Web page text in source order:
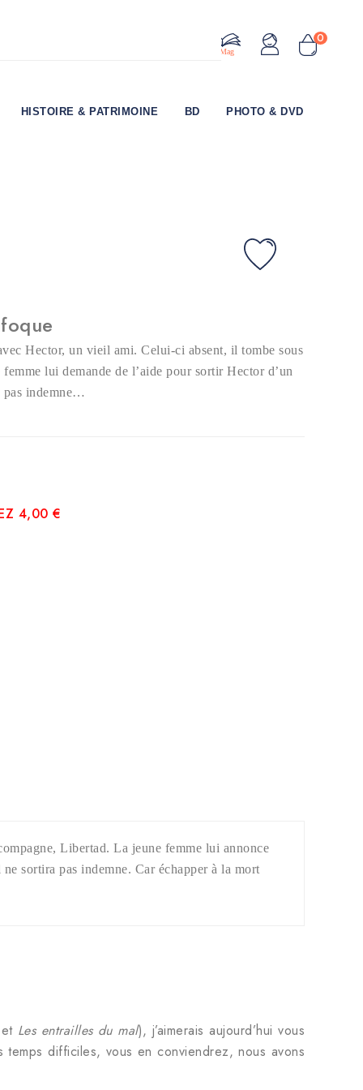
0
Le Mag
HISTOIRE & PATRIMOINE BD PHOTO & DVD
Hector, un vieil ami. Celui-ci absent, il tombe sous
lui demande de l’aide pour sortir Hector d’un
pas indemne…
4,00 €
Libertad. La jeune femme lui annonce
sortira pas indemne. Car échapper à la mort
Les entrailles du mal), j’aimerais aujourd’hui vous
difficiles, vous en conviendrez, nous avons